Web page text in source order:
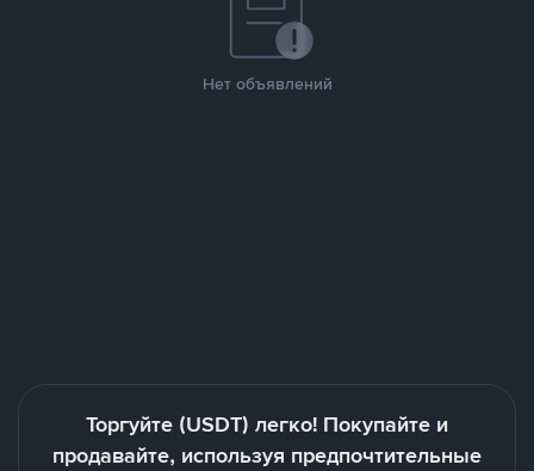
Нет объявлений
Торгуйте (USDT) легко! Покупайте и
продавайте, используя предпочтительные